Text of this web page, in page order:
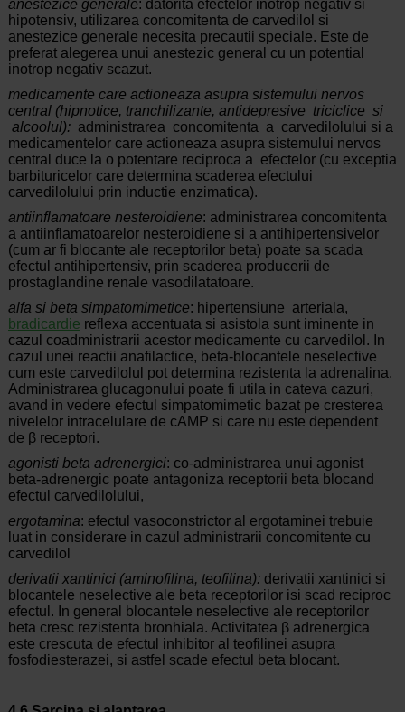
anestezice generale: datorita efectelor inotrop negativ si
hipotensiv, utilizarea concomitenta de carvedilol si
anestezice generale necesita precautii speciale. Este de
preferat alegerea unui anestezic general cu un potential
inotrop negativ scazut.
medicamente care actioneaza asupra sistemului nervos
central (hipnotice, tranchilizante, antidepresive triciclice si
alcoolul): administrarea concomitenta a carvedilolului si a
medicamentelor care actioneaza asupra sistemului nervos
central duce la o potentare reciproca a efectelor (cu exceptia
barbituricelor care determina scaderea efectului
carvedilolului prin inductie enzimatica).
antiinflamatoare nesteroidiene: administrarea concomitenta
a antiinflamatoarelor nesteroidiene si a antihipertensivelor
(cum ar fi blocante ale receptorilor beta) poate sa scada
efectul antihipertensiv, prin scaderea producerii de
prostaglandine renale vasodilatatoare.
alfa si beta simpatomimetice: hipertensiune arteriala,
bradicardie reflexa accentuata si asistola sunt iminente in
cazul coadministrarii acestor medicamente cu carvedilol. In
cazul unei reactii anafilactice, beta-blocantele neselective
cum este carvedilolul pot determina rezistenta la adrenalina.
Administrarea glucagonului poate fi utila in cateva cazuri,
avand in vedere efectul simpatomimetic bazat pe cresterea
nivelelor intracelulare de cAMP si care nu este dependent
de β receptori.
agonisti beta adrenergici: co-administrarea unui agonist
beta-adrenergic poate antagoniza receptorii beta blocand
efectul carvedilolului,
ergotamina: efectul vasoconstrictor al ergotaminei trebuie
luat in considerare in cazul administrarii concomitente cu
carvedilol
derivatii xantinici (aminofilina, teofilina): derivatii xantinici si
blocantele neselective ale beta receptorilor isi scad reciproc
efectul. In general blocantele neselective ale receptorilor
beta cresc rezistenta bronhiala. Activitatea β adrenergica
este crescuta de efectul inhibitor al teofilinei asupra
fosfodiesterazei, si astfel scade efectul beta blocant.